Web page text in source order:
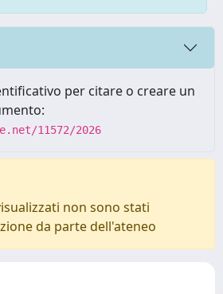
per citare o creare un
11572/2026
non sono stati
da parte dell'ateneo